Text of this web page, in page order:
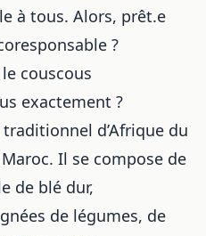
à tous. Alors, prêt.e
?
couscous
exactement ?
d’Afrique du
Il se compose de
de blé dur,
de légumes, de